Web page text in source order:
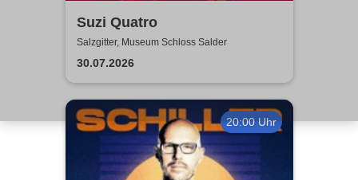
Suzi Quatro
Salzgitter, Museum Schloss Salder
30.07.2026
20:00 Uhr